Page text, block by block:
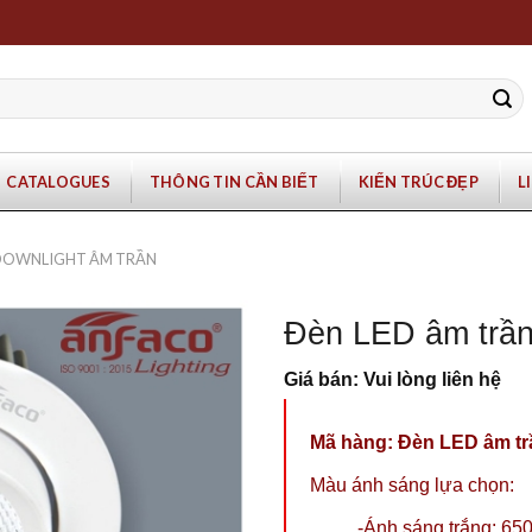
CATALOGUES THÔNG TIN CẦN BIẾT KIẾN TRÚC ĐẸP
ÂM TRẦN
Đèn LED âm
Giá bán: Vui lòng liên hệ
Mã hàng: Đèn LED âm
Màu ánh sáng lựa chọn:
-Ánh sáng trắng: